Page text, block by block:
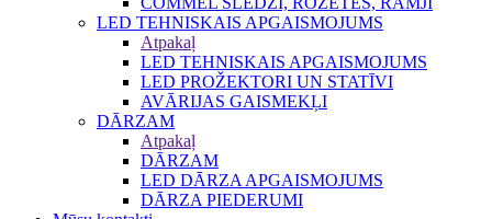
LED TEHNISKAIS APGAISMOJUMS
Atpakaļ
LED TEHNISKAIS APGAISMOJUMS
LED PROŽEKTORI UN STATĪVI
AVĀRIJAS GAISMEKĻI
DĀRZAM
Atpakaļ
DĀRZAM
LED DĀRZA APGAISMOJUMS
DĀRZA PIEDERUMI